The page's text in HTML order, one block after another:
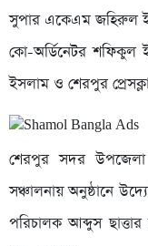
সুপার একেএম জহিরুল
কো-অর্ডিনেটর শফিকুল
ইসলাম ও শেরপুর
শেরপুর সদর উপজেলা
সঞ্চালনায় অনুষ্ঠানে
পরিচালক আব্দুস